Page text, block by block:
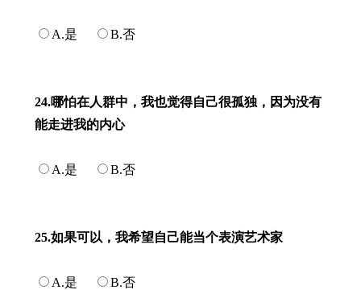
A.是 B.否
24.哪怕在人群中，我也觉得自己很孤独，因为没有
能走进我的内心
A.是 B.否
25.如果可以，我希望自己能当个表演艺术家
A.是 B.否